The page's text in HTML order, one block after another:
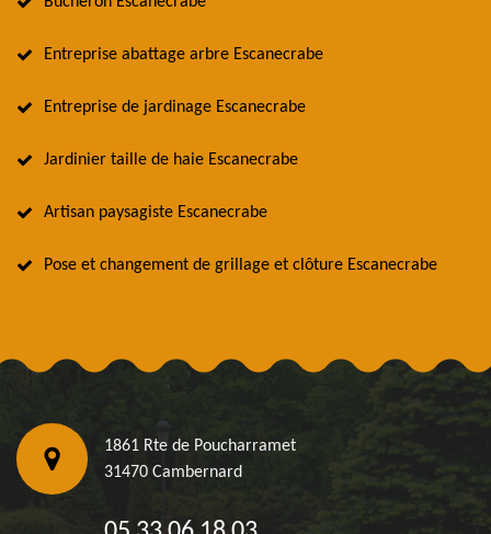
Entreprise abattage arbre Escanecrabe
Entreprise de jardinage Escanecrabe
Jardinier taille de haie Escanecrabe
Artisan paysagiste Escanecrabe
Pose et changement de grillage et clôture Escanecrabe
1861 Rte de Poucharramet
31470 Cambernard